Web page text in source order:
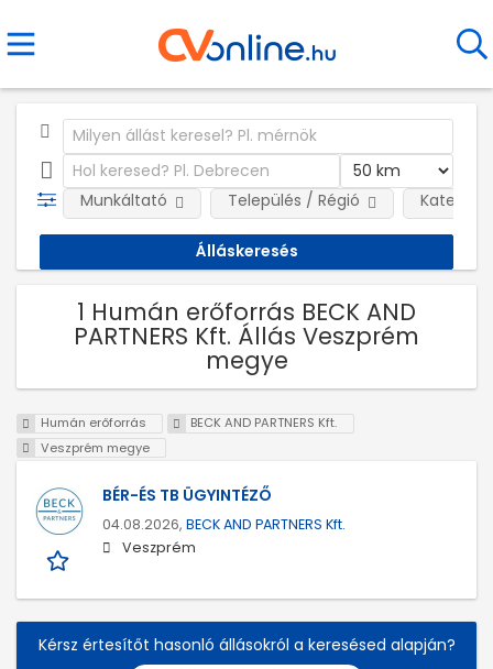
Munkáltató Település / Régió
1 Humán erőforrás BECK AND
PARTNERS Kft. Állás Veszprém
megye
Humán erőforrás
BECK AND PARTNERS Kft.
Veszprém megye
BÉR-ÉS TB ÜGYINTÉZŐ
04.08.2026, BECK AND PARTNERS Kft.
Veszprém
Kérsz értesítőt hasonló állásokról a keresésed alapján?